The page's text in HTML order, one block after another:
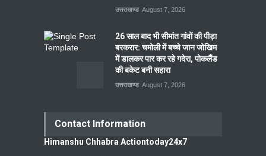
उत्तराखण्ड August 7, 2026
26 साल बाद भी सीमांत गांवों की पीड़ा
बरकरार: चमोली में बच्चे जान जोखिम
में डालकर पार कर रहे गदेरा, पोकलैंड
की बकेट बनी सहारा
उत्तराखण्ड August 7, 2026
Contact Information
Himanshu Chhabra Actiontoday24x7